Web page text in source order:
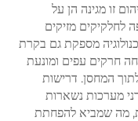
זו מגינה הן על
לחלקיקים מזיקים
מספקת גם בקרת
חרקים עפים ומונעת
המחסן. דרישות
מערכות נשארות
מה שמביא להפחתת